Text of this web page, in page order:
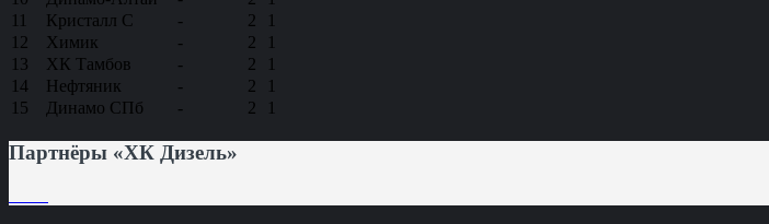
11
Кристалл С - 2
1
12
Химик - 2
1
13
ХК Тамбов - 2
1
14
Нефтяник - 2
1
15
Динамо СПб - 2 1
Партнёры «ХК Дизель»